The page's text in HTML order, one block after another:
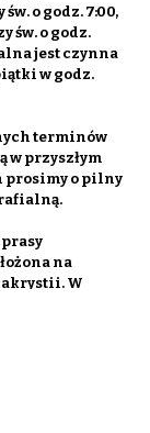
o godz. 7:00,
św. o godz.
jest czynna
w godz.
terminów
w przyszłym
prosimy o pilny
prasy
na
W